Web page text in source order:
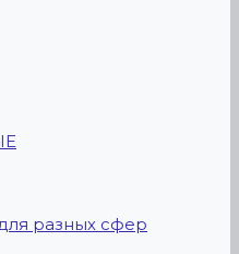
разных сфер